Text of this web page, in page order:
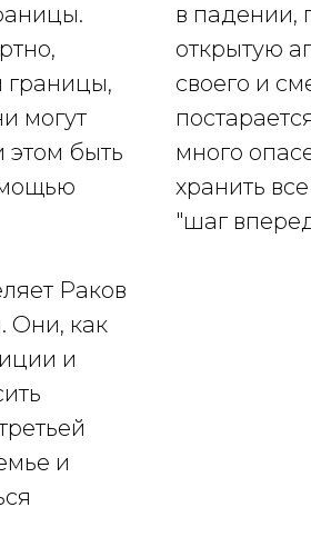
границы,
могут
этом быть
Раков
Они, как
и
и
в падении,
открытую
своего и
много
хранить
"шаг